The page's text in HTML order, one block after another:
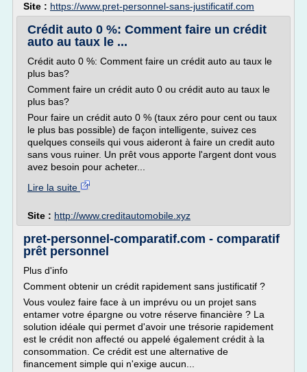
Site : https://www.pret-personnel-sans-justificatif.com
Crédit auto 0 %: Comment faire un crédit
auto au taux le ...
Crédit auto 0 %: Comment faire un crédit auto au taux le
plus bas?
Comment faire un crédit auto 0 ou crédit auto au taux le
plus bas?
Pour faire un crédit auto 0 % (taux zéro pour cent ou taux
le plus bas possible) de façon intelligente, suivez ces
quelques conseils qui vous aideront à faire un credit auto
sans vous ruiner. Un prêt vous apporte l'argent dont vous
avez besoin pour acheter...
Lire la suite
Site : http://www.creditautomobile.xyz
pret-personnel-comparatif.com - comparatif
prêt personnel
Plus d'info
Comment obtenir un crédit rapidement sans justificatif ?
Vous voulez faire face à un imprévu ou un projet sans
entamer votre épargne ou votre réserve financière ? La
solution idéale qui permet d'avoir une trésorie rapidement
est le crédit non affecté ou appelé également crédit à la
consommation. Ce crédit est une alternative de
financement simple qui n'exige aucun...